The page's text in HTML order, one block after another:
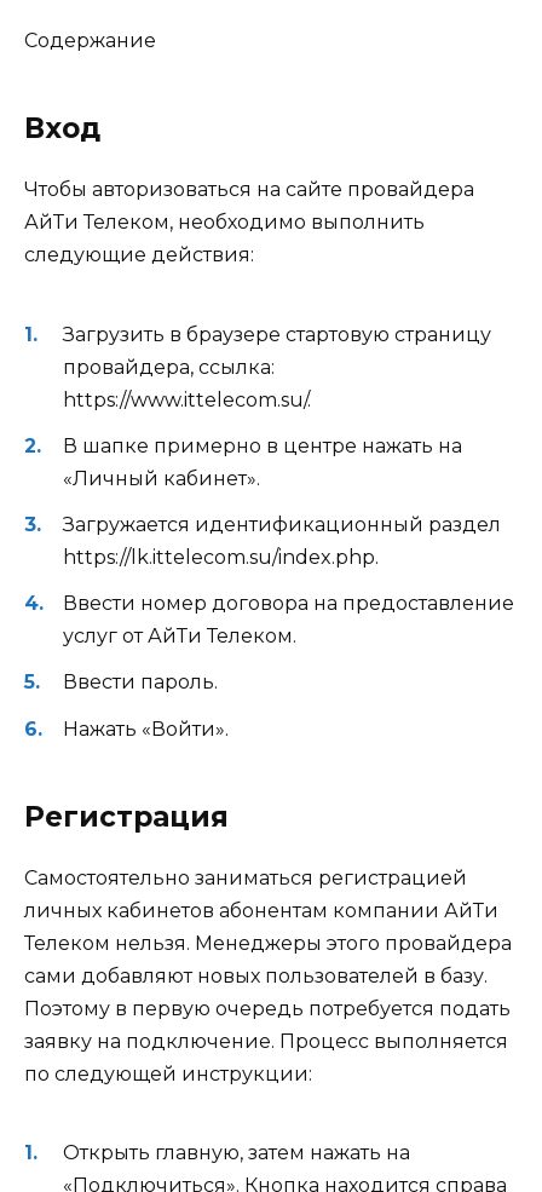
Содержание
Вход
Чтобы авторизоваться на сайте провайдера
АйТи Телеком, необходимо выполнить
следующие действия:
Загрузить в браузере стартовую страницу
провайдера, ссылка:
https://www.ittelecom.su/.
В шапке примерно в центре нажать на
«Личный кабинет».
Загружается идентификационный раздел
https://lk.ittelecom.su/index.php.
Ввести номер договора на предоставление
услуг от АйТи Телеком.
Ввести пароль.
Нажать «Войти».
Регистрация
Самостоятельно заниматься регистрацией
личных кабинетов абонентам компании АйТи
Телеком нельзя. Менеджеры этого провайдера
сами добавляют новых пользователей в базу.
Поэтому в первую очередь потребуется подать
заявку на подключение. Процесс выполняется
по следующей инструкции:
Открыть главную, затем нажать на
«Подключиться». Кнопка находится справа